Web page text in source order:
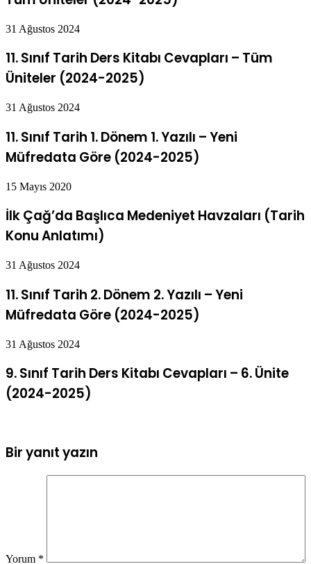
31 Ağustos 2024
11. Sınıf Tarih Ders Kitabı Cevapları – Tüm
Üniteler (2024-2025)
31 Ağustos 2024
11. Sınıf Tarih 1. Dönem 1. Yazılı – Yeni
Müfredata Göre (2024-2025)
15 Mayıs 2020
İlk Çağ’da Başlıca Medeniyet Havzaları (Tarih
Konu Anlatımı)
31 Ağustos 2024
11. Sınıf Tarih 2. Dönem 2. Yazılı – Yeni
Müfredata Göre (2024-2025)
31 Ağustos 2024
9. Sınıf Tarih Ders Kitabı Cevapları – 6. Ünite
(2024-2025)
Bir yanıt yazın
Yorum *